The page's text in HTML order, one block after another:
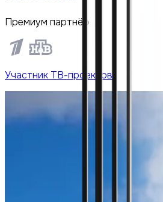
Премиум партнёр
Участник ТВ-проектов